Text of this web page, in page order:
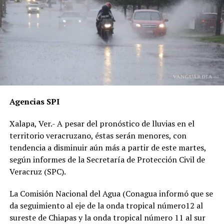
liberación del operador del camión.
Además, acusan que las solicitudes de videos de las
cámaras del C4, así como de comercios y viviendas
cercanas, han sido ignoradas o negadas. Testigos
presenciales del accidente ahora callan, presuntamente
“Hoy fue mi Abraham,
mañana puede ser alguien
de tu familia. El homicida
sigue libre y operando en
las carreteras”, expresó un
familiar, exigiendo justicia.
El caso ha encendido el debate sobre la corrupción en la
Agencias SPI
Xalapa, Ver.- A pesar del pronóstico de lluvias en el
territorio veracruzano, éstas serán menores, con
tendencia a disminuir aún más a partir de este martes,
según informes de la Secretaría de Protección Civil de
Veracruz (SPC).
La Comisión Nacional del Agua (Conagua informó que se
da seguimiento al eje de la onda tropical número12 al
sureste de Chiapas y la onda tropical número 11 al sur